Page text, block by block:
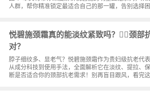
人群，帮你精准锁定最适合自己的那一罐，告别选择困
悦碧施颈霜真的能淡纹紧致吗？💆‍♀️颈部
对？
脖子细纹多、显老气？悦碧施颈霜作为贵妇级抗老代
从成分科技到使用手法，全面解析它在淡纹、提拉、
断是否适合你的颈部抗老需求！别再盲目跟风，看完